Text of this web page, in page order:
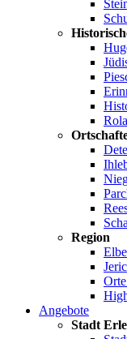
Region
Angebote
Stadt